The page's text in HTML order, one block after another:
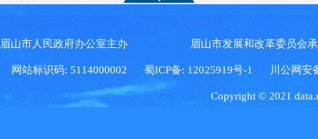
眉山市人民政府办公室主办 眉山市发展和改革委员
网站标识码: 5114000002 蜀ICP备: 12025919号-1 川公网安
Copyright © 2021